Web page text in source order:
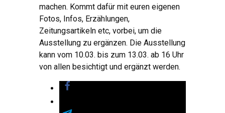
machen. Kommt dafür mit euren eigenen
Fotos, Infos, Erzählungen,
Zeitungsartikeln etc, vorbei, um die
Ausstellung zu ergänzen. Die Ausstellung
kann vom 10.03. bis zum 13.03. ab 16 Uhr
von allen besichtigt und ergänzt werden.